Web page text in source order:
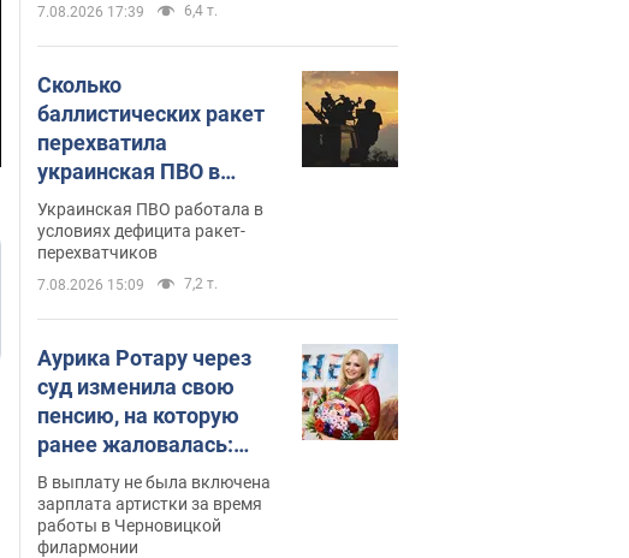
7.08.2026 17:39 6,4 т.
Сколько
баллистических ракет
перехватила
украинская ПВО в
июле: в Минобороны
назвали цифру
Украинская ПВО работала в
условиях дефицита ракет-
перехватчиков
7.08.2026 15:09 7,2 т.
Аурика Ротару через
суд изменила свою
пенсию, на которую
ранее жаловалась:
сколько получала
певица
В выплату не была включена
зарплата артистки за время
работы в Черновицкой
филармонии